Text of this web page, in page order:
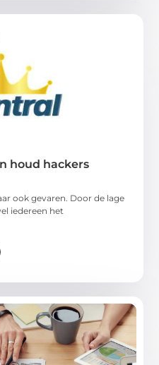
houd hackers
ook gevaren. Door de lage
iedereen het